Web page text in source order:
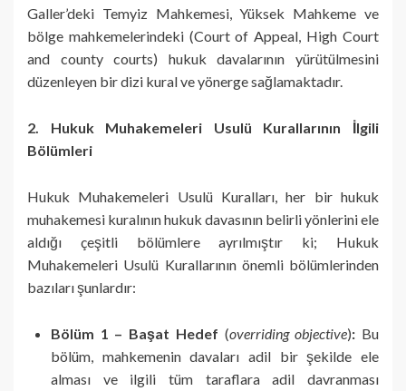
Galler’deki Temyiz Mahkemesi, Yüksek Mahkeme ve
bölge mahkemelerindeki (Court of Appeal, High Court
and county courts) hukuk davalarının yürütülmesini
düzenleyen bir dizi kural ve yönerge sağlamaktadır.
2. Hukuk Muhakemeleri Usulü Kurallarının İlgili
Bölümleri
Hukuk Muhakemeleri Usulü Kuralları, her bir hukuk
muhakemesi kuralının hukuk davasının belirli yönlerini ele
aldığı çeşitli bölümlere ayrılmıştır ki; Hukuk
Muhakemeleri Usulü Kurallarının önemli bölümlerinden
bazıları şunlardır:
Bölüm 1 – Başat Hedef (overriding objective): Bu
bölüm, mahkemenin davaları adil bir şekilde ele
alması ve ilgili tüm taraflara adil davranması